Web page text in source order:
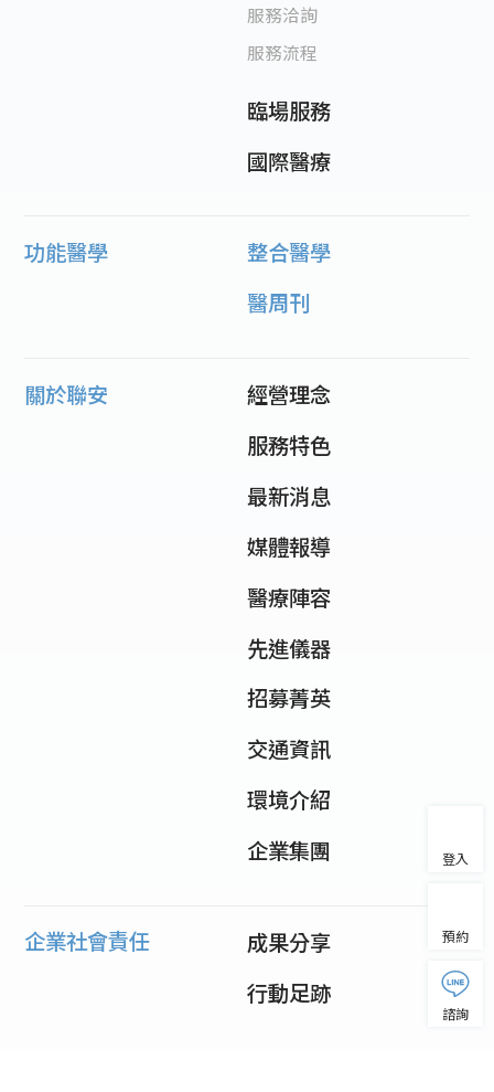
服務洽詢
服務流程
臨場服務
國際醫療
功能醫學
整合醫學
醫周刊
關於聯安
經營理念
服務特色
最新消息
媒體報導
醫療陣容
先進儀器
招募菁英
交通資訊
環境介紹
企業集團
企業社會責任
成果分享
行動足跡
登入
預約
諮詢